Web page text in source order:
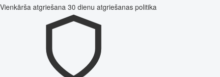
Vienkārša atgriešana 30 dienu atgriešanas politika